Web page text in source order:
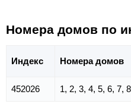
Номера домов по
Индекс Номера домов
452026 1, 2, 3, 4, 5, 6, 7,